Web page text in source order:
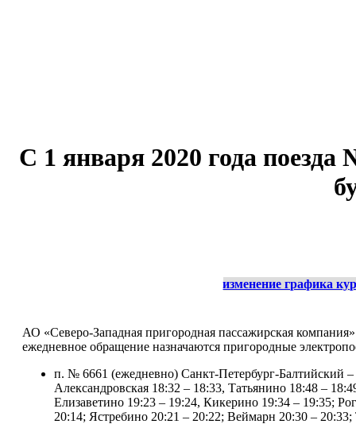
C 1 января 2020 года
изменение графика
АО «Северо-Западная пригородная пассажирская
ежедневное обращение назначаются пригородные
п. № 6661 (ежедневно) Санкт-Петербург-Балтийский
Александровская 18:32 – 18:33, Татьянино 18:48 –
Елизаветино 19:23 – 19:24, Кикерино 19:34 – 19:35;
20:14; Ястребино 20:21 – 20:22; Веймарн 20:30 –